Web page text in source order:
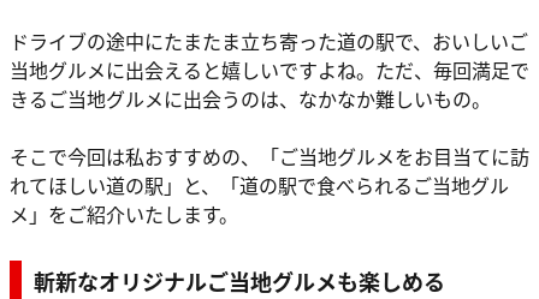
ドライブの途中にたまたま立ち寄った道の駅で、おいしいご
当地グルメに出会えると嬉しいですよね。ただ、毎回満足で
きるご当地グルメに出会うのは、なかなか難しいもの。
そこで今回は私おすすめの、「ご当地グルメをお目当てに訪
れてほしい道の駅」と、「道の駅で食べられるご当地グル
メ」をご紹介いたします。
斬新なオリジナルご当地グルメも楽しめる